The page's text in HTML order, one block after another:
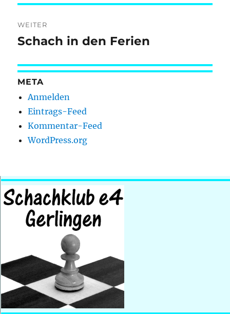
WEITER
Nächster
Schach in den Ferien
META
Anmelden
Eintrags-Feed
Kommentar-Feed
WordPress.org